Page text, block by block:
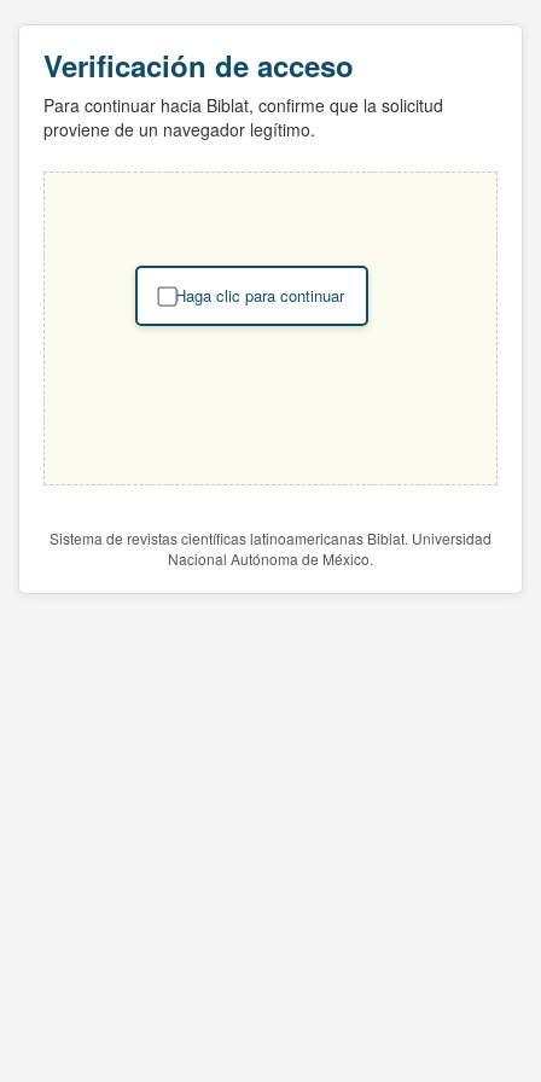
Verificación de acceso
Para continuar hacia Biblat, confirme que la solicitud
proviene de un navegador legítimo.
Haga clic para continuar
Sistema de revistas científicas latinoamericanas Biblat. Universidad
Nacional Autónoma de México.